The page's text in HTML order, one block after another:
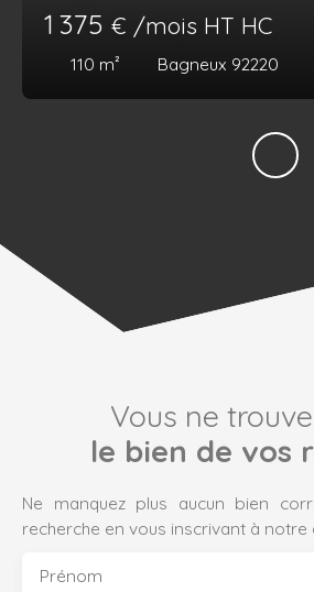
1 375 € /mois HT HC
110 m² Bagneux 92220
Vous ne
le bien de vos
Ne manquez plus aucun bien
recherche en vous inscrivant à notre
Prénom